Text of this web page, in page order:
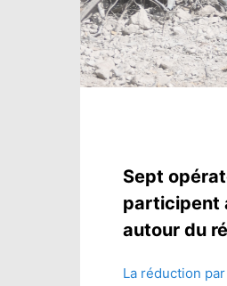
Sept
participent
autour du
La réduction